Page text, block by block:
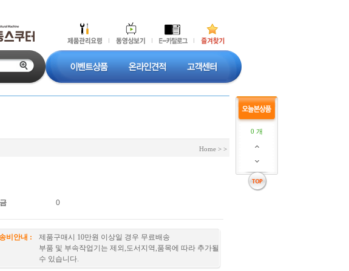
0 개
Home > >
비안내 :
제품구매시 10만원 이상일 경우 무료배송
부품 및 부속작업기는 제외,도서지역,품목에 따라 추가될
수 있습니다.